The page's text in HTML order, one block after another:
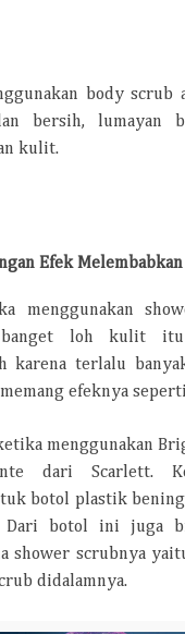
body scrub
bersih, lumayan
kulit.
Efek Melembabkan
menggunakan
banget loh kulit
karena terlalu
efeknya
menggunakan
dari Scarlett.
botol plastik
Dari botol ini juga
shower scrubnya
didalamnya.